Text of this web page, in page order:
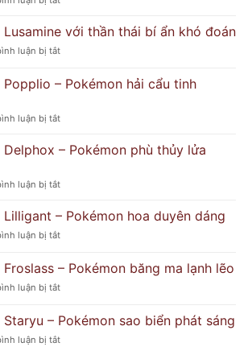
Pokémon
Hình
Dễ
Bí
Lusamine với thần thái bí ẩn khó đoán
luận bị tắtở
ảnh
Lusamine
thần
đoán
Popplio – Pokémon hải cẩu tinh
luận bị tắtở
ảnh
Popplio
Pokémon
cẩu
nghịch
Delphox – Pokémon phù thủy lửa
luận bị tắtở
ảnh
Delphox
–
phù
lửa
bí
Lilligant – Pokémon hoa duyên dáng
luận bị tắtở
ảnh
Lilligant
–
hoa
dáng
Froslass – Pokémon băng ma lạnh lẽo
luận bị tắtở
ảnh
Froslass
–
Staryu – Pokémon sao biển phát sáng
luận bị tắtở